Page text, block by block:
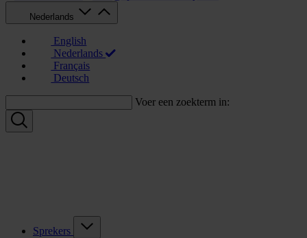
Nederlands
English
Nederlands
Français
Deutsch
Voer een zoekterm in:
Sprekers